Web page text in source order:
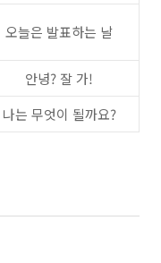
오늘은 발표하는 날
안녕? 잘 가!
나는 무엇이 될까요?